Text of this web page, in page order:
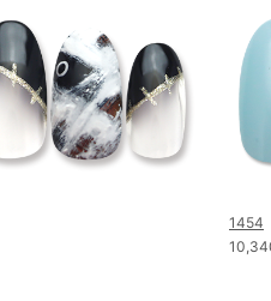
1454